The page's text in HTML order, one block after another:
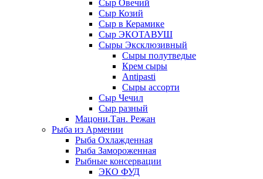
Сыр Овечий
Сыр Козий
Сыр в Керамике
Сыр ЭКОТАВУШ
Сыры Эксклюзивный
Сыры полутведые
Крем сыры
Antipasti
Сыры ассорти
Сыр Чечил
Сыр разный
Мацони.Тан. Режан
Рыба из Армении
Рыба Охлажденная
Рыба Замороженная
Рыбные консервации
ЭКО ФУД